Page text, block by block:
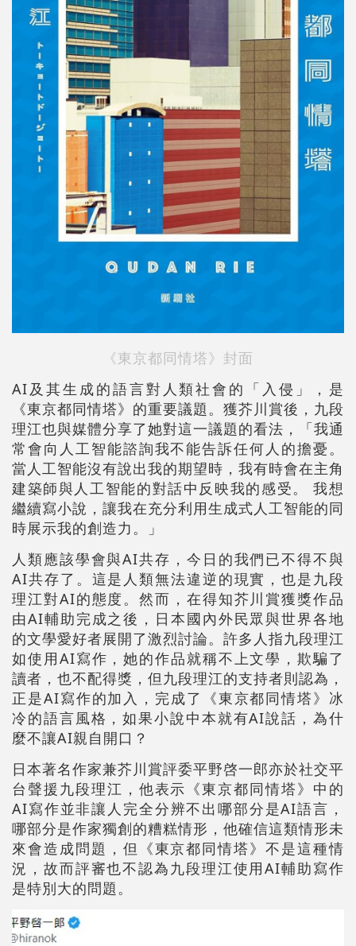
《東京都同情塔》封面
AI及其生成的語言對人類社會的「入侵」，是
《東京都同情塔》的重要議題。獲芥川賞後，九段
理江也與媒體分享了她對這一議題的看法，「我通
常會向人工智能諮詢我不能告訴任何人的擔憂。
當人工智能沒有說出我的期望時，我有時會在主角
建築師與人工智能的對話中反映我的感受。 我想
繼續寫小說，讓我在充分利用生成式人工智能的同
時展示我的創造力。」
人類應該學會與AI共存，今日的我們已不得不與
AI共存了。這是人類無法違逆的現實，也是九段
理江對AI的態度。然而，在得知芥川賞獲獎作品
由AI輔助完成之後，日本國內外民眾與世界各地
的文學愛好者展開了激烈討論。許多人指九段理江
如使用AI寫作，她的作品就稱不上文學，欺騙了
讀者，也不配得獎，但九段理江的支持者則認為，
正是AI寫作的加入，完成了《東京都同情塔》冰
冷的語言風格，如果小說中本就有AI說話，為什
麼不讓AI親自開口？
日本著名作家兼芥川賞評委平野啓一郎亦於社交平
台聲援九段理江，他表示《東京都同情塔》中的
AI寫作並非讓人完全分辨不出哪部分是AI語言，
哪部分是作家獨創的糟糕情形，他確信這類情形未
來會造成問題，但《東京都同情塔》不是這種情
況，故而評審也不認為九段理江使用AI輔助寫作
是特別大的問題。